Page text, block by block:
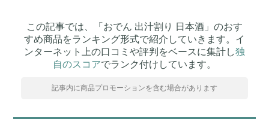
この記事では、「おでん 出汁割り 日本酒」のおす
すめ商品をランキング形式で紹介していきます。イ
ンターネット上の口コミや評判をベースに集計し独
自のスコアでランク付けしています。
記事内に商品プロモーションを含む場合があります